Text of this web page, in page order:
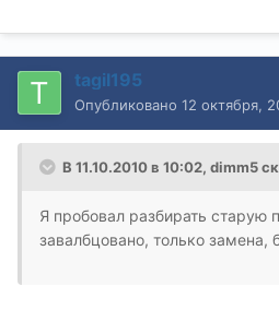
tagil195
Опубликовано 12 октября,
В 11.10.2010 в 10:02, dimm5
Я пробовал разбирать старую
завалбцовано, только замена,